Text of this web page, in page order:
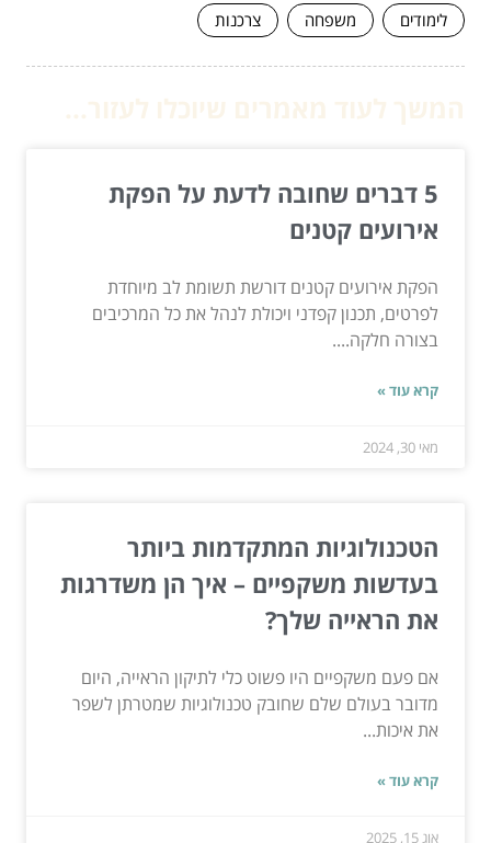
לימודים
משפחה צרכנות
5 דברים שחובה לדעת על הפקת
אירועים קטנים
הפקת אירועים קטנים דורשת תשומת לב מיוחדת
לפרטים, תכנון קפדני ויכולת לנהל את כל המרכיבים
בצורה חלקה....
קרא עוד »
מאי 30, 2024
הטכנולוגיות המתקדמות ביותר
בעדשות משקפיים – איך הן משדרגות
את הראייה שלך?
אם פעם משקפיים היו פשוט כלי לתיקון הראייה, היום
מדובר בעולם שלם שחובק טכנולוגיות שמטרתן לשפר
את איכות...
קרא עוד »
אוג 15, 2025